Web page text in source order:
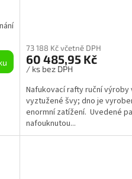
R
M
A
73 188 Kč včetně DPH
60 485,95 Kč
/ ks bez DPH
Nafukovací rafty ruční
vyztužené švy; dno je
enormní zatížení. Uvedené
nafouknutou...